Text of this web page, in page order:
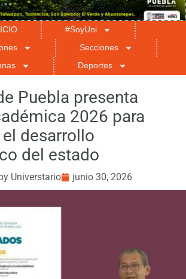
#SoyUni
Secciones
Deportes
Puebla presenta
2026 para
desarrollo
del estado
Universtario junio 30, 2026